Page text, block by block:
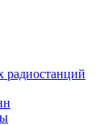
радиостанций